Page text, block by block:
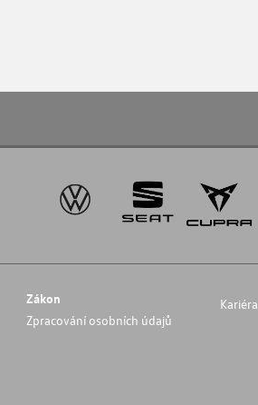
Zákon
Zpracování osobních údajů
Kariéra